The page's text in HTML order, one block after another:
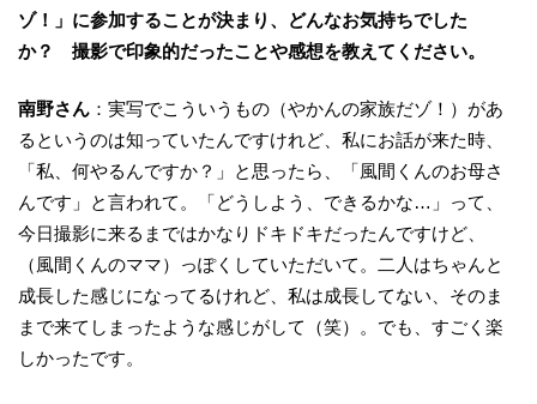
ゾ！」に参加することが決まり、どんなお気持ちでした
か？ 撮影で印象的だったことや感想を教えてください。
南野さん ：実写でこういうもの（やかんの家族だゾ！）があ
るというのは知っていたんですけれど、私にお話が来た時、
「私、何やるんですか？」と思ったら、「風間くんのお母さ
んです」と言われて。「どうしよう、できるかな…」って、
今日撮影に来るまではかなりドキドキだったんですけど、
（風間くんのママ）っぽくしていただいて。二人はちゃんと
成長した感じになってるけれど、私は成長してない、そのま
まで来てしまったような感じがして（笑）。でも、すごく楽
しかったです。